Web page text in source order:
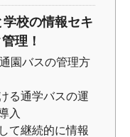
校の情報セキ
理！
園バスの管理方
る通学バスの運
入
て継続的に情報